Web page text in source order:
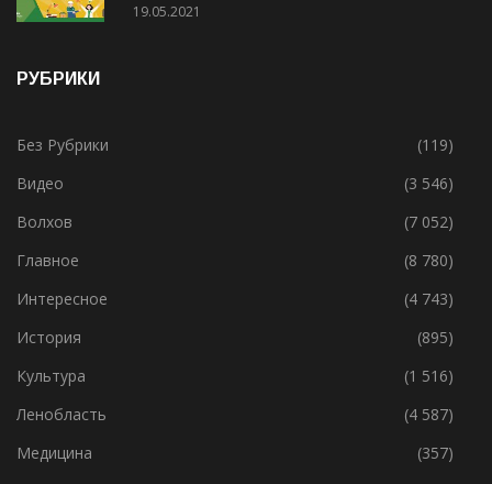
19.05.2021
РУБРИКИ
Без Рубрики
(119)
Видео
(3 546)
Волхов
(7 052)
Главное
(8 780)
Интересное
(4 743)
История
(895)
Культура
(1 516)
Ленобласть
(4 587)
Медицина
(357)